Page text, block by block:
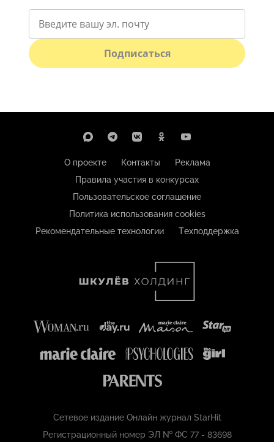
Подписаться
О проекте Контакты
Реклама
Правила участия в конкурсах
Пользовательское соглашение
Политика использования cookies
Рекомендательные технологии
Техподдержка
Сетевое издание Онлайн журнал StarHit
Регистрационный номер ЭЛ № ФС 77 - 83698